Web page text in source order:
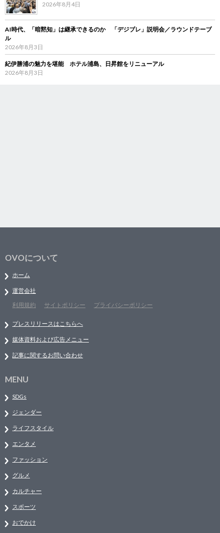
2026年8月4日
AI時代、「暗黙知」は継承できるのか 「デジブレ」説明会／ラウンドテーブ
ル
2026年8月3日
紀伊勝浦の魅力を堪能 ホテル浦島、日昇館をリニューアル
2026年8月3日
OVOについて
ホーム
運営会社
利用規約
サイトポリシー プライバシーポリシー
プレスリリースはこちらへ
媒体資料および広告メニュー
記事に関するお問い合わせ
MENU
SDGs
ジェンダー
ライフスタイル
エンタメ
ファッション
グルメ
カルチャー
スポーツ
おでかけ